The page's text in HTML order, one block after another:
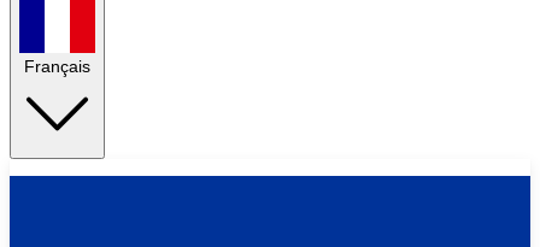
Français